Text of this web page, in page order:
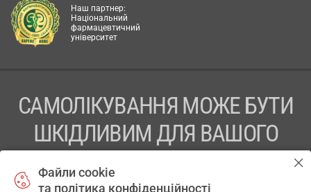
Наш партнер:
Національний
фармацевтичний
університет
САМОЛІКУВАННЯ МОЖЕ БУТИ
ШКІДЛИВИМ ДЛЯ ВАШОГО
Файли cookie
та політика конфіденційності